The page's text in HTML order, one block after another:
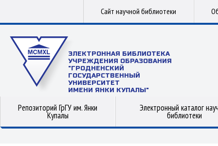
Сайт научной библиотеки
ЭЛЕКТРОННАЯ БИБЛИОТЕКА
УЧРЕЖДЕНИЯ ОБРАЗОВАНИЯ
"ГРОДНЕНСКИЙ
ГОСУДАРСТВЕННЫЙ
УНИВЕРСИТЕТ
ИМЕНИ ЯНКИ КУПАЛЫ"
Репозиторий ГрГУ им. Янки
Купалы
Электронный каталог
библиотеки